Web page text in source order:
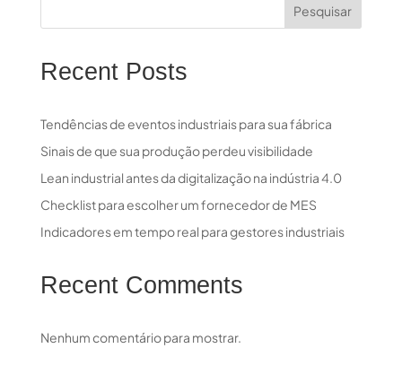
Pesquisar
Recent Posts
Tendências de eventos industriais para sua fábrica
Sinais de que sua produção perdeu visibilidade
Lean industrial antes da digitalização na indústria 4.0
Checklist para escolher um fornecedor de MES
Indicadores em tempo real para gestores industriais
Recent Comments
Nenhum comentário para mostrar.